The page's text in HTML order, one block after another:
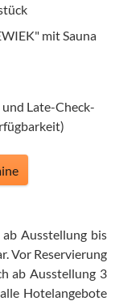
mit Sauna
Late-Check-
Ausstellung bis
. Vor Reservierung
ab Ausstellung 3
Hotelangebote